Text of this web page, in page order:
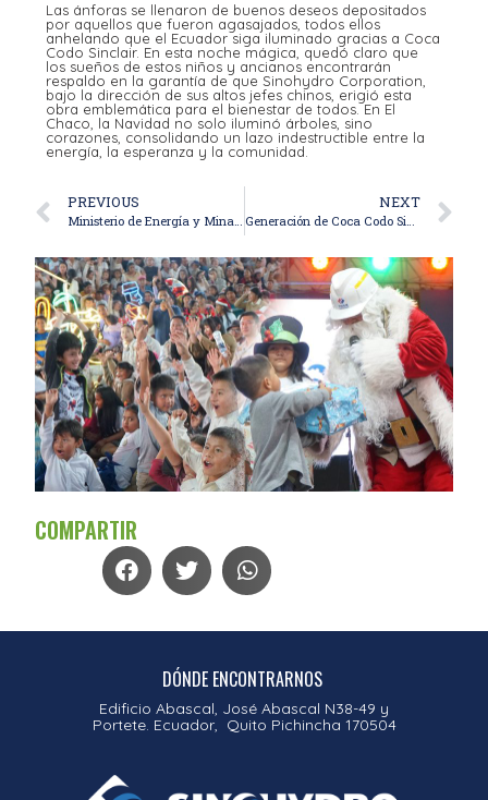
Las ánforas se llenaron de buenos deseos depositados
por aquellos que fueron agasajados, todos ellos
anhelando que el Ecuador siga iluminado gracias a Coca
Codo Sinclair. En esta noche mágica, quedó claro que
los sueños de estos niños y ancianos encontrarán
respaldo en la garantía de que Sinohydro Corporation,
bajo la dirección de sus altos jefes chinos, erigió esta
obra emblemática para el bienestar de todos. En El
Chaco, la Navidad no solo iluminó árboles, sino
corazones, consolidando un lazo indestructible entre la
energía, la esperanza y la comunidad.
PREVIOUS NEXT
COMPARTIR
DÓNDE ENCONTRARNOS
Edificio Abascal, José Abascal N38-49 y
Portete. Ecuador, Quito Pichincha 170504